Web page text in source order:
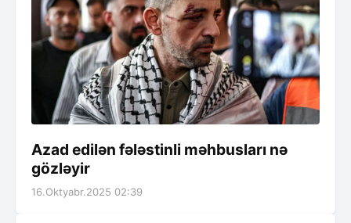
Azad edilən fələstinli məhbusları nə
gözləyir
16.Oktyabr.2025 02:39